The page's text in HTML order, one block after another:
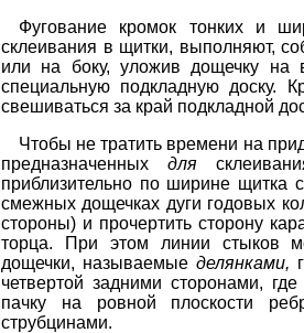
Фугование кромок тонких и
склеивания в щитки, выполняют,
или на боку, уложив дощечку на
специальную подкладную доску.
свешиваться за край подкладной
Чтобы не тратить времени на
предназначенных для
приблизительно по ширине щитка
смежных дощечках дуги годовых
стороны) и прочертить сторону
торца. При этом линии стыков
дощечки, называемые делянками,
четвертой задними сторонами,
пачку на ровной плоскости
струбцинами.